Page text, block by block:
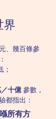
界
、幾百條參
十億 參數，
都指出：
所有方